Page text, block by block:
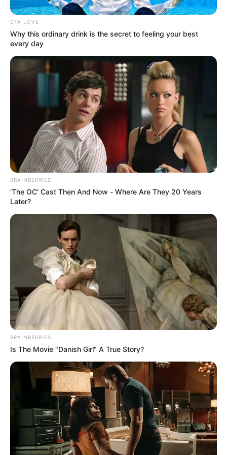
un nuevo aviso que condujo al hallazgo del cuerpo de
una mujer en la misma vía terciaria. Hasta el momento no
ha sido identificada plenamente, aunque la información
preliminar recopilada por los investigadores indica que
sería conocida con el alias de Ana.
Según explicó la Policía, los cuerpos fueron encontrados
a una distancia aproximada de cuatro kilómetros entre
sí, por lo que judicialmente aún no es posible afirmar que
ambos hechos tengan relación.
Las fuentes oficiales indicaron que un equipo
especializado adelanta las labores de inspección y
recolección de elementos probatorios para esclarecer las
circunstancias de ambas muertes.
LEA TAMBIÉN
Sin energía hasta por 10 horas:
cortes de luz en Cartagena y
Bolívar, 6 julio de 2026
CTA LOVE
Why this ordinary drink is the secret to feeling your best
every day
BRAINBERRIES
'The OC' Cast Then And Now - Where Are They 20 Years
Later?
BRAINBERRIES
Is The Movie "Danish Girl" A True Story?